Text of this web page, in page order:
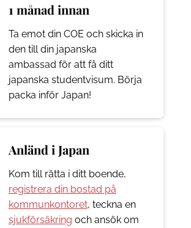
1 månad innan
Ta emot din COE och skicka in
den till din japanska
ambassad för att få ditt
japanska studentvisum. Börja
packa inför Japan!
Anländ i Japan
Kom till rätta i ditt boende,
registrera din bostad på
kommunkontoret, teckna en
sjukförsäkring och ansök om